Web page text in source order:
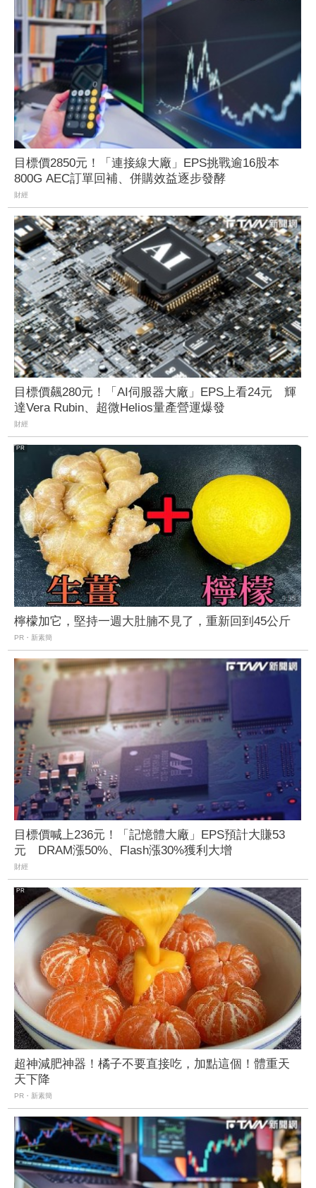
目標價2850元！「連接線大廠」EPS挑戰逾16股本
800G AEC訂單回補、併購效益逐步發酵
財經
目標價飆280元！「AI伺服器大廠」EPS上看24元 輝
達Vera Rubin、超微Helios量產營運爆發
財經
檸檬加它，堅持一週大肚腩不見了，重新回到45公斤
PR・新素簡
目標價喊上236元！「記憶體大廠」EPS預計大賺53
元 DRAM漲50%、Flash漲30%獲利大增
財經
超神減肥神器！橘子不要直接吃，加點這個！體重天
天下降
PR・新素簡